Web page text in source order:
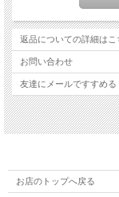
返品についての詳細はこ
お問い合わせ
友達にメールですすめる
お店のトップへ戻る